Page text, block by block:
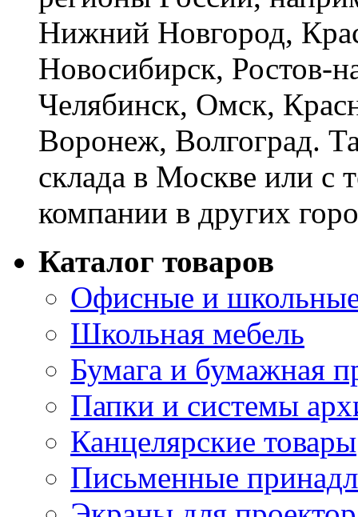
Нижний Новгород,
Новосибирск, Ростов-
Челябинск, Омск,
Воронеж, Волгоград.
склада в Москве или с
компании в других
Каталог товаров
Офисные и
Школьная мебель
Бумага и бумажная
Папки и системы
Канцелярские товары
Письменные